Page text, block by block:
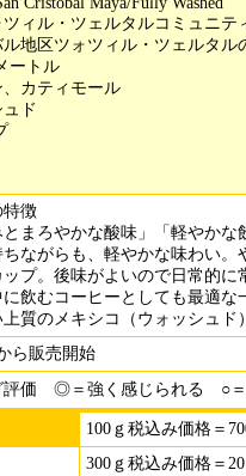
ィル・ツェルタルコミュニテ
地区ツォツィル・ツェルタル
ートル
カティモール
ド
特徴
とまろやかな酸味」「軽やかな
ながらも、軽やかな味わい
プ。後味がよいので日常的
飲むコーヒーとしても最適な
質のメキシコ（ウォッシュド
ら販売開始
評価 ◎＝強く感じられる ○
100ｇ税込み価格＝
300ｇ税込み価格＝